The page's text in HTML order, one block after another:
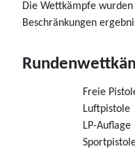
Die Wettkämpfe
Beschränkungen
Freie
Luftpistole
LP-Auflage